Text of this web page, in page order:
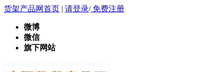
货架产品网首页 | 请登录/免费注册
微博
微信
旗下网站